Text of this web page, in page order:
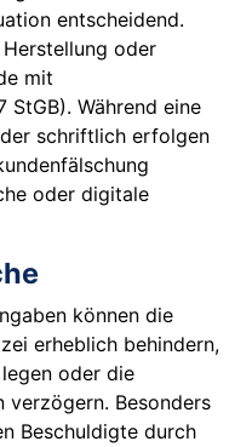
entscheidend.
Herstellung oder
mit
StGB). Während eine
schriftlich erfolgen
oder digitale
können die
erheblich behindern,
oder die
Besonders
Beschuldigte durch